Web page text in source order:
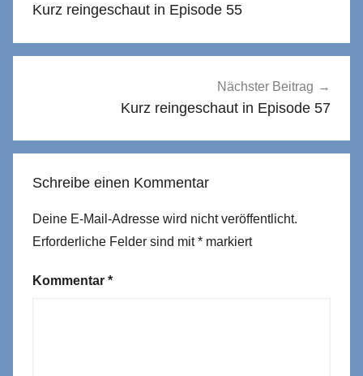
Kurz reingeschaut in Episode 55
Nächster Beitrag
Kurz reingeschaut in Episode 57
Schreibe einen Kommentar
Deine E-Mail-Adresse wird nicht veröffentlicht.
Erforderliche Felder sind mit* markiert
Kommentar *